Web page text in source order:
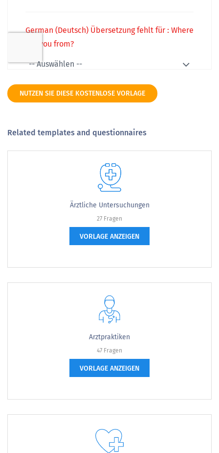
NUTZEN SIE DIESE KOSTENLOSE VORLAGE
Related templates and questionnaires
Ärztliche Untersuchungen
27 Fragen
VORLAGE ANZEIGEN
Arztpraktiken
47 Fragen
VORLAGE ANZEIGEN